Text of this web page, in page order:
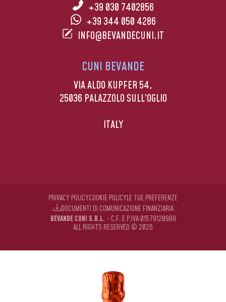
+39 030 7402856
+39 344 050 4286
INFO@BEVANDECUNI.IT
CUNI BEVANDE
VIA ALDO KUPFER 54,
25036 PALAZZOLO SULL’OGLIO
ITALY
BEVANDE CUNI S.R.L. - C.F. E P.IVA 01579120989
ALL RIGHTS RESERVED © 2026
PRIVACY POLICYCOOKIE POLICYLE TUE PREFERENZE
DOCUMENTI DI COMUNICAZIONE FINANZIARIA